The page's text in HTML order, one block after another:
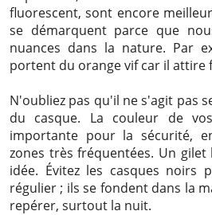
fluorescent, sont encore
se démarquent parce que
nuances dans la nature. Par
portent du orange vif car il attire
N'oubliez pas qu'il ne s'agit pas
du casque. La couleur de
importante pour la sécurité,
zones très fréquentées. Un
idée. Évitez les casques noirs
régulier ; ils se fondent dans la
repérer, surtout la nuit.